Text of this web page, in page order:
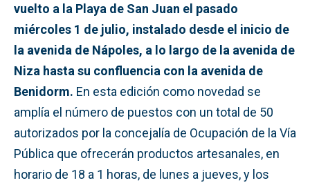
vuelto a la Playa de San Juan el pasado
miércoles 1 de julio, instalado desde el inicio de
la avenida de Nápoles, a lo largo de la avenida de
Niza hasta su confluencia con la avenida de
Benidorm. En esta edición como novedad se
amplía el número de puestos con un total de 50
autorizados por la concejalía de Ocupación de la Vía
Pública que ofrecerán productos artesanales, en
horario de 18 a 1 horas, de lunes a jueves, y los